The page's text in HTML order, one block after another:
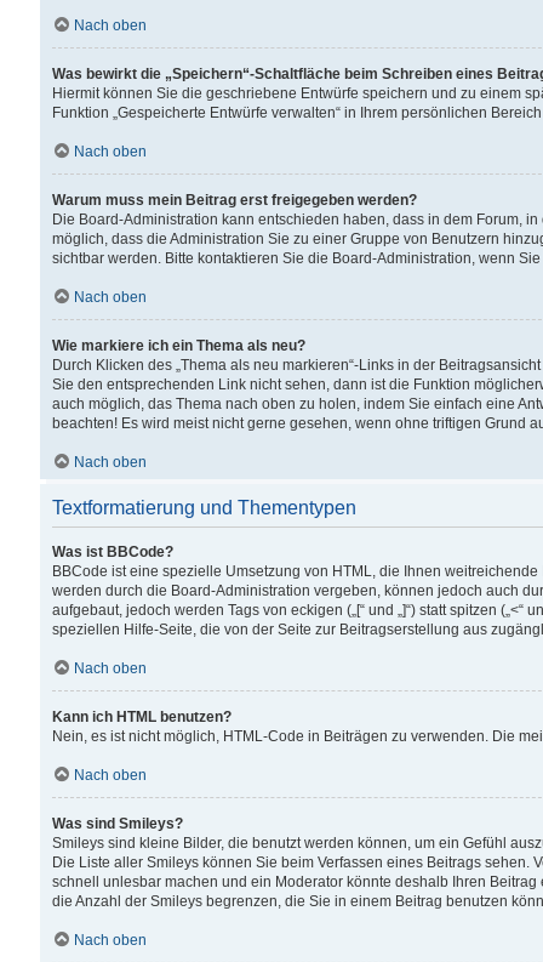
Nach oben
Was bewirkt die „Speichern“-Schaltfläche beim Schreiben eines
Hiermit können Sie die geschriebene Entwürfe speichern und zu einem
Funktion „Gespeicherte Entwürfe verwalten“ in Ihrem persönlichen
Nach oben
Warum muss mein Beitrag erst freigegeben werden?
Die Board-Administration kann entschieden haben, dass in dem Forum,
möglich, dass die Administration Sie zu einer Gruppe von Benutzern
sichtbar werden. Bitte kontaktieren Sie die Board-Administration, wenn
Nach oben
Wie markiere ich ein Thema als neu?
Durch Klicken des „Thema als neu markieren“-Links in der
Sie den entsprechenden Link nicht sehen, dann ist die Funktion
auch möglich, das Thema nach oben zu holen, indem Sie einfach eine
beachten! Es wird meist nicht gerne gesehen, wenn ohne triftigen Grund
Nach oben
Textformatierung und Thementypen
Was ist BBCode?
BBCode ist eine spezielle Umsetzung von HTML, die Ihnen
werden durch die Board-Administration vergeben, können jedoch auch
aufgebaut, jedoch werden Tags von eckigen („[“ und „]“) statt spitzen
speziellen Hilfe-Seite, die von der Seite zur Beitragserstellung aus
Nach oben
Kann ich HTML benutzen?
Nein, es ist nicht möglich, HTML-Code in Beiträgen zu verwenden. Die
Nach oben
Was sind Smileys?
Smileys sind kleine Bilder, die benutzt werden können, um ein Gefühl
Die Liste aller Smileys können Sie beim Verfassen eines Beitrags
schnell unlesbar machen und ein Moderator könnte deshalb Ihren
die Anzahl der Smileys begrenzen, die Sie in einem Beitrag benutzen
Nach oben